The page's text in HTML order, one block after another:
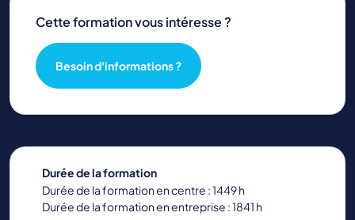
Durée de la formation
Durée de la formation en centre : 1449 h
Durée de la formation en entreprise : 1841 h
Cette formation vous intéresse ?
Besoin d'informations ?